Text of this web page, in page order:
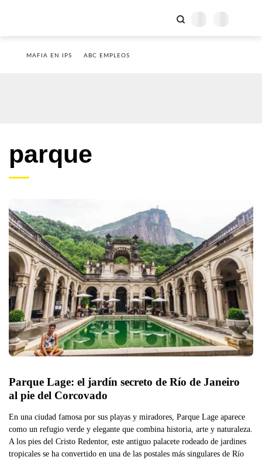
MAFIA EN IPS ABC EMPLEOS
parque
Parque Lage: el jardín secreto de Río de Janeiro
al pie del Corcovado
En una ciudad famosa por sus playas y miradores, Parque Lage aparece
como un refugio verde y elegante que combina historia, arte y naturaleza.
A los pies del Cristo Redentor, este antiguo palacete rodeado de jardines
tropicales se ha convertido en una de las postales más singulares de Río